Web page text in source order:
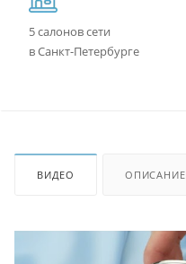
5 салонов сети
в Санкт-Петербурге
ВИДЕО ОПИСАНИЕ